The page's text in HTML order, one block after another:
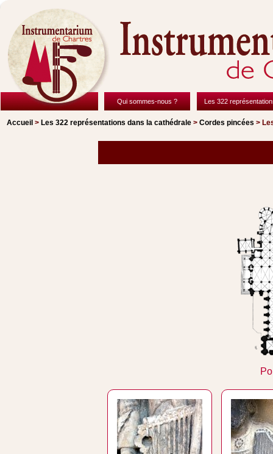
Qui sommes-nous ? Les 322
Accueil > Les 322 représentations dans la cathédrale > Cordes pincées >